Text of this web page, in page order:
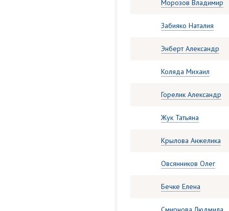
Морозов Владимир
Забияко Нaталия
Энберт Александр
Коляда Михаил
Горелик Александр
Жук Татьяна
Крылова Анжелика
Овсянников Олег
Бечке Елена